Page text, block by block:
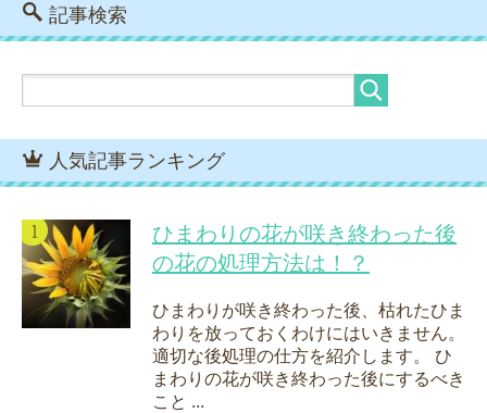
記事検索
人気記事ランキング
ひまわりの花が咲き終わった後
の花の処理方法は！？
ひまわりが咲き終わった後、枯れたひま
わりを放っておくわけにはいきません。
適切な後処理の仕方を紹介します。 ひ
まわりの花が咲き終わった後にするべき
こと ...